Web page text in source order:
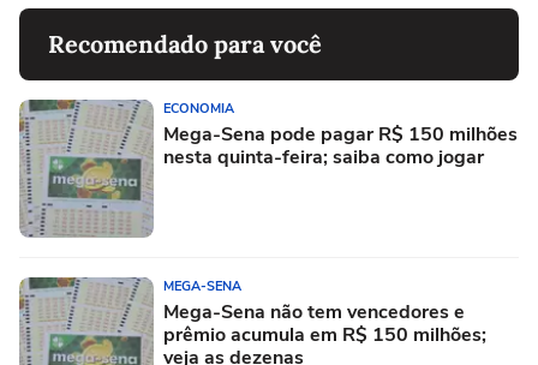
Recomendado para você
ECONOMIA
Mega-Sena pode pagar R$ 150 milhões
nesta quinta-feira; saiba como jogar
MEGA-SENA
Mega-Sena não tem vencedores e
prêmio acumula em R$ 150 milhões;
veja as dezenas